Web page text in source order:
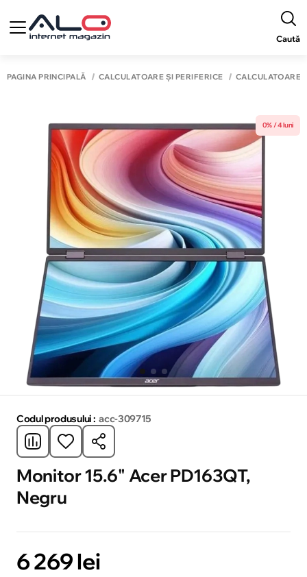
Caută
PAGINA PRINCIPALĂ CALCULATOARE ȘI PERIFERICE CALCULATOARE
0% / 4 luni
Codul produsului : acc-309715
Monitor 15.6" Acer PD163QT,
Negru
6 269 lei